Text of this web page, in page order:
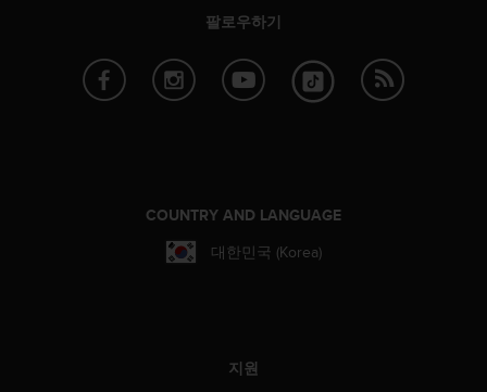
팔로우하기
COUNTRY AND LANGUAGE
대한민국 (Korea)
지원